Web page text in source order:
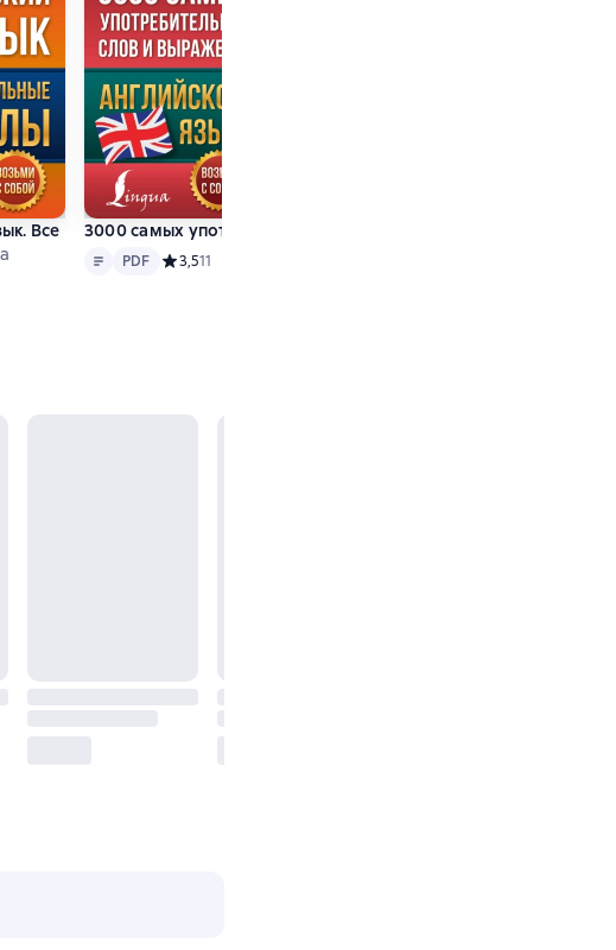
Все неправильные глаголы
рейтинг 5 на основе 2 оценок
3000 самых употребительных слов и выражений английского
Text PDF
PDF Средний рейтинг 3,5 на основе 11 оценок
3,511